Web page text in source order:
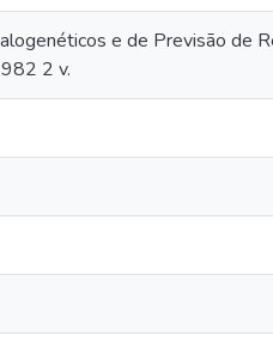
e de Previsão de
2 v.